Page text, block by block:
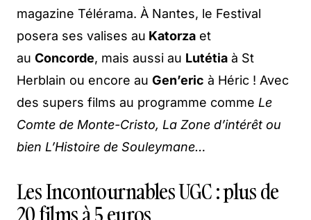
magazine Télérama. À Nantes, le Festival
posera ses valises au Katorza et
au Concorde, mais aussi au Lutétia à St
Herblain ou encore au Gen’eric à Héric ! Avec
des supers films au programme comme Le
Comte de Monte-Cristo, La Zone d’intérêt ou
bien L’Histoire de Souleymane…
Les Incontournables UGC : plus de